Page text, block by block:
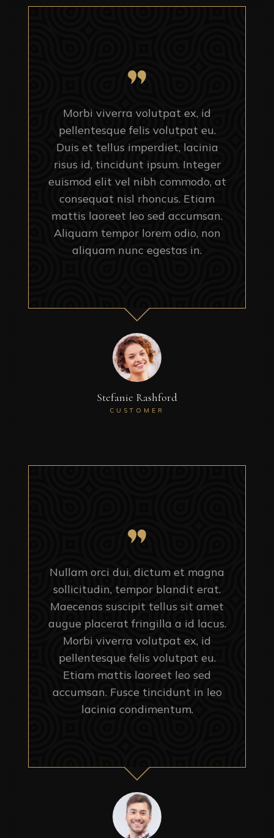
Morbi viverra volutpat ex, id
pellentesque felis volutpat eu.
Duis et tellus imperdiet, lacinia
risus id, tincidunt ipsum. Integer
euismod elit vel nibh commodo, at
consequat nisl rhoncus. Etiam
mattis laoreet leo sed accumsan.
Aliquam tempor lorem odio, non
aliquam nunc egestas in.
Stefanie Rashford
CUSTOMER
Nullam orci dui, dictum et magna
sollicitudin, tempor blandit erat.
Maecenas suscipit tellus sit amet
augue placerat fringilla a id lacus.
Morbi viverra volutpat ex, id
pellentesque felis volutpat eu.
Etiam mattis laoreet leo sed
accumsan. Fusce tincidunt in leo
lacinia condimentum.